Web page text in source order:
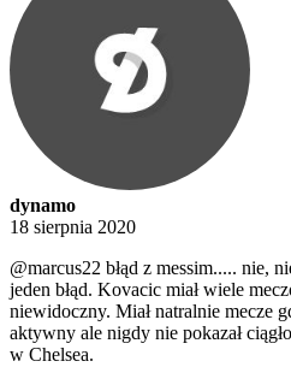
dynamo
18 sierpnia 2020
@marcus22 błąd z messim..... nie,
jeden błąd. Kovacic miał wiele
niewidoczny. Miał natralnie mecze
aktywny ale nigdy nie pokazał
w Chelsea.